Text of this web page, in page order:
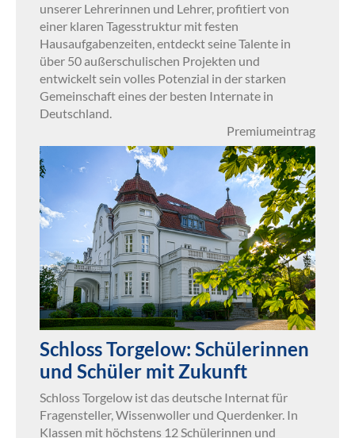
unserer Lehrerinnen und Lehrer, profitiert von
einer klaren Tagesstruktur mit festen
Hausaufgabenzeiten, entdeckt seine Talente in
über 50 außerschulischen Projekten und
entwickelt sein volles Potenzial in der starken
Gemeinschaft eines der besten Internate in
Deutschland.
Premiumeintrag
Schloss Torgelow: Schülerinnen
und Schüler mit Zukunft
Schloss Torgelow ist das deutsche Internat für
Fragensteller, Wissenwoller und Querdenker. In
Klassen mit höchstens 12 Schülerinnen und